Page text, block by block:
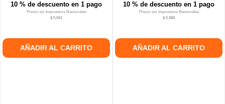
10 % de descuento en 1 pago
Precio sin Impuestos Nacionales
$ 5.941
AÑADIR AL CARRITO
10 % de descuento en 1 pago
Precio sin Impuestos Nacionales
$ 5.968
AÑADIR AL CARRITO